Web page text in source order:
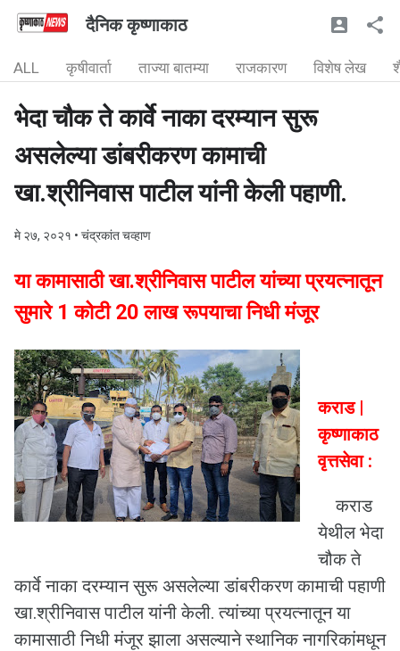
दैनिक कृष्णाकाठ
ALL कृषीवार्ता ताज्या बातम्या राजकारण विशेष लेख
भेदा चौक ते कार्वे नाका दरम्यान सुरू
असलेल्या डांबरीकरण कामाची
खा.श्रीनिवास पाटील यांनी केली पहाणी.
मे २७, २०२१ • चंद्रकांत चव्हाण
या कामासाठी खा.श्रीनिवास पाटील यांच्या प्रयत्नातून
सुमारे 1 कोटी 20 लाख रूपयाचा निधी मंजूर
कराड |
कृष्णाकाठ
वृत्तसेवा :
कराड
येथील भेदा
चौक ते
कार्वे नाका दरम्यान सुरू असलेल्या डांबरीकरण कामाची पहाणी
खा.श्रीनिवास पाटील यांनी केली. त्यांच्या प्रयत्नातून या
कामासाठी निधी मंजूर झाला असल्याने स्थानिक नागरिकांमधून